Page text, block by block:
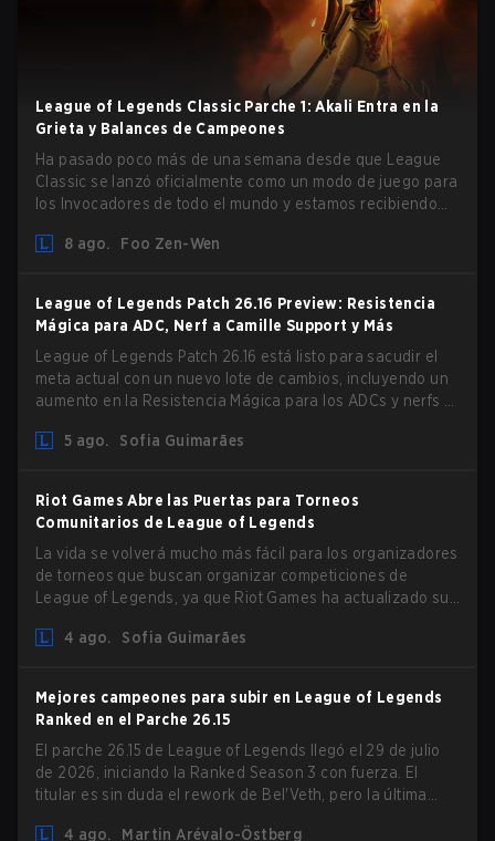
League of Legends Classic Parche 1: Akali Entra en la
Grieta y Balances de Campeones
Ha pasado poco más de una semana desde que League
Classic se lanzó oficialmente como un modo de juego para
los Invocadores de todo el mundo y estamos recibiendo
Abundan los nuevos campeones, ajustes al gameplay y
8 ago. Foo Zen-Wen
League of Legends Patch 26.16 Preview: Resistencia
Mágica para ADC, Nerf a Camille Support y Más
League of Legends Patch 26.16 está listo para sacudir el
meta actual con un nuevo lote de cambios, incluyendo un
aumento en la Resistencia Mágica para los ADCs y nerfs a
5 ago.
Sofia Guimarães
Riot Games Abre las Puertas para Torneos
Comunitarios de League of Legends
La vida se volverá mucho más fácil para los organizadores
de torneos que buscan organizar competiciones de
League of Legends, ya que Riot Games ha actualizado sus
eliminan varias restricciones obsoletas.
4 ago. Sofia Guimarães
Mejores campeones para subir en League of Legends
Ranked en el Parche 26.15
El parche 26.15 de League of Legends llegó el 29 de julio
de 2026, iniciando la Ranked Season 3 con fuerza. El
titular es sin duda el rework de Bel'Veth, pero la última
4 ago. Martin Arévalo-Östberg